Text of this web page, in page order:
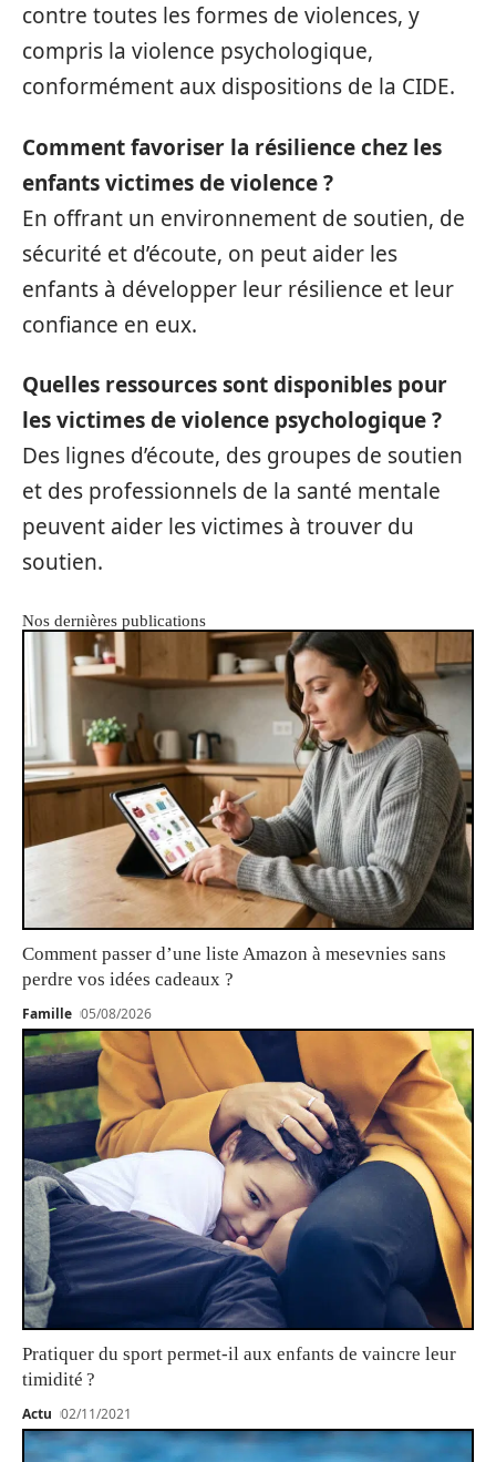
contre toutes les formes de violences, y
compris la violence psychologique,
conformément aux dispositions de la CIDE.
Comment favoriser la résilience chez les
enfants victimes de violence ?
En offrant un environnement de soutien, de
sécurité et d’écoute, on peut aider les
enfants à développer leur résilience et leur
confiance en eux.
Quelles ressources sont disponibles pour
les victimes de violence psychologique ?
Des lignes d’écoute, des groupes de soutien
et des professionnels de la santé mentale
peuvent aider les victimes à trouver du
soutien.
Nos dernières publications
Comment passer d’une liste Amazon à mesevnies sans
perdre vos idées cadeaux ?
Famille 05/08/2026
Pratiquer du sport permet-il aux enfants de vaincre leur
timidité ?
Actu 02/11/2021